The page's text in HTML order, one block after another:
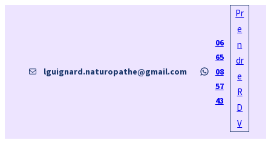
E-maillguignard.naturopathe@gmail.com WhatsApp
06
65
08
57
43
Pr
e
n
dr
e
R
D
V